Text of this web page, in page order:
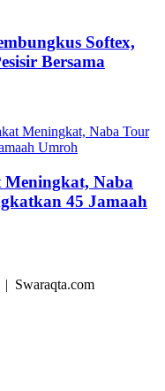
Softex,
Bersama
Meningkat, Naba
45 Jamaah
Swaraqta.com